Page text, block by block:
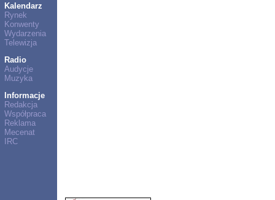
Kalendarz
Rynek
Konwenty
Wydarzenia
Telewizja
Radio
Audycje
Muzyka
Informacje
Redakcja
Współpraca
Reklama
Mecenat
IRC